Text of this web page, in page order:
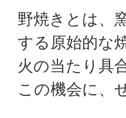
野焼きとは、
する原始的な
火の当たり具
この機会に、